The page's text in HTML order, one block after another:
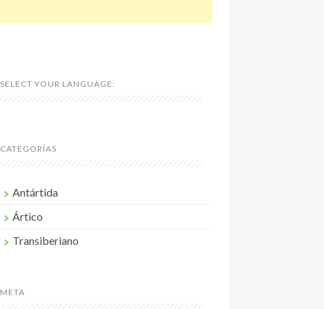
SELECT YOUR LANGUAGE:
CATEGORÍAS
Antártida
Ártico
Transiberiano
META